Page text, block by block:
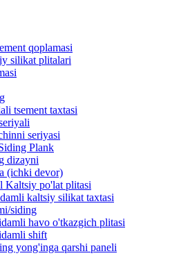
qoplamasi
silikat plitalari
tsement taxtasi
seriyasi
Plank
dizayni
(ichki devor)
Kaltsiy po'lat plitasi
kaltsiy silikat taxtasi
siding
havo o'tkazgich plitasi
shift
yong'inga qarshi paneli